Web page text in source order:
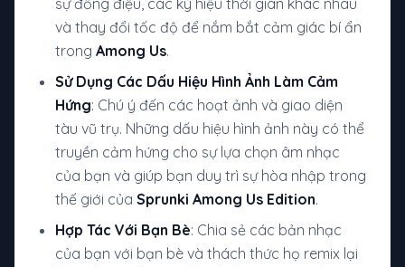
sự đồng điệu, các ký hiệu thời gian khác nhau
và thay đổi tốc độ để nắm bắt cảm giác bí ẩn
trong Among Us.
Sử Dụng Các Dấu Hiệu Hình Ảnh Làm Cảm
Hứng: Chú ý đến các hoạt ảnh và giao diện
tàu vũ trụ. Những dấu hiệu hình ảnh này có thể
truyền cảm hứng cho sự lựa chọn âm nhạc
của bạn và giúp bạn duy trì sự hòa nhập trong
thế giới của Sprunki Among Us Edition.
Hợp Tác Với Bạn Bè: Chia sẻ các bản nhạc
của bạn với bạn bè và thách thức họ remix lại